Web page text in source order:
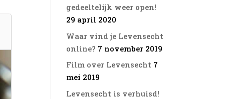
gedeeltelijk weer open!
29 april 2020
Waar vind je Levensecht
online? 7 november 2019
Film over Levensecht 7
mei 2019
Levensecht is verhuisd!